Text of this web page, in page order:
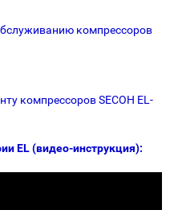
компрессоров
компрессоров SECOH EL-
EL (видео-инструкция):